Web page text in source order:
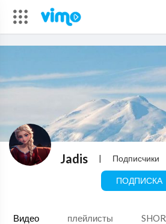
Jadis | Подписчики
ПОДПИСКА
Видео плейлисты